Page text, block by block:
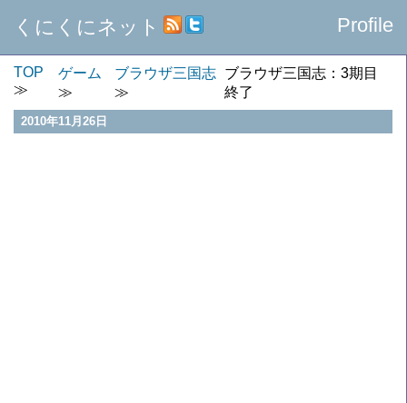
くにくにネット Profile
TOP ゲーム ブラウザ三国志 ブラウザ三国志：3期目
終了
2010年11月26日